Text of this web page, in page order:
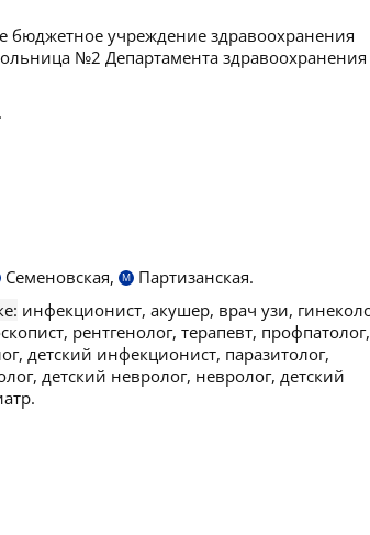
бюджетное учреждение здравоохранения
№2 Департамента здравоохранения
Семеновская, М
Партизанская.
инфекционист, акушер, врач узи,
рентгенолог, терапевт, профпатолог,
детский инфекционист, паразитолог,
детский невролог, невролог, детский